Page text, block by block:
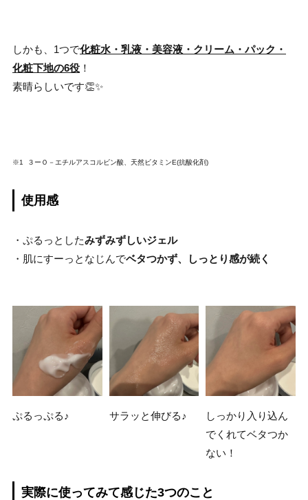
しかも、1つで化粧水・乳液・美容液・クリーム・パック・
化粧下地の6役 ！
素晴らしいです👏✨
※1 ３ーＯ－エチルアスコルビン酸、天然ビタミンE(抗酸化剤)
使用感
・ぷるっとしたみずみずしいジェル
・肌にすーっとなじんでベタつかず、しっとり感が続く
ぷるっぷる♪ サラッと伸びる♪
しっかり入り込ん
でくれてベタつか
ない！
実際に使ってみて感じた3つのこと